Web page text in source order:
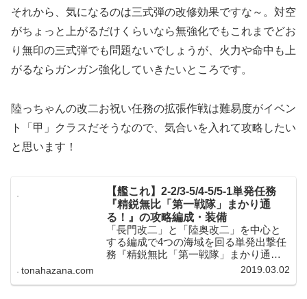
それから、気になるのは三式弾の改修効果ですな～。対空
がちょっと上がるだけくらいなら無強化でもこれまでどお
り無印の三式弾でも問題ないでしょうが、火力や命中も上
がるならガンガン強化していきたいところです。
陸っちゃんの改二お祝い任務の拡張作戦は難易度がイベン
ト「甲」クラスだそうなので、気合いを入れて攻略したい
と思います！
【艦これ】2-2/3-5/4-5/5-1単発任務
『精鋭無比「第一戦隊」まかり通
る！』の攻略編成・装備
「長門改二」と「陸奥改二」を中心と
する編成で4つの海域を回る単発出撃任
務『精鋭無比「第一戦隊」まかり通
る！』を攻略！2-2/3-5/4-5/5-1で各1回
tonahazana.com 2019.03.02